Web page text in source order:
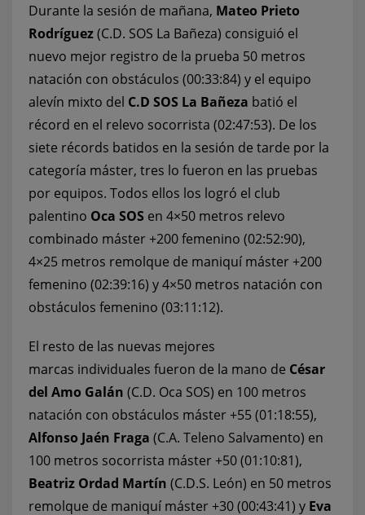
Durante la sesión de mañana, Mateo Prieto
Rodríguez(C.D. SOS La Bañeza) consiguió el
nuevo mejor registro de la prueba 50 metros
natación con obstáculos (00:33:84) y el equipo
alevín mixto del C.D SOS La Bañeza batió el
récord en el relevo socorrista (02:47:53). De los
siete récords batidos en la sesión de tarde por la
categoría máster, tres lo fueron en las pruebas
por equipos. Todos ellos los logró el club
palentino Oca SOS en 4×50 metros relevo
combinado máster +200 femenino (02:52:90),
4×25 metros remolque de maniquí máster +200
femenino (02:39:16) y 4×50 metros natación con
obstáculos femenino (03:11:12).
El resto de las nuevas mejores
marcas individuales fueron de la mano de César
del Amo Galán (C.D. Oca SOS) en 100 metros
natación con obstáculos máster +55 (01:18:55),
Alfonso Jaén Fraga (C.A. Teleno Salvamento) en
100 metros socorrista máster +50 (01:10:81),
Beatriz Ordad Martín (C.D.S. León) en 50 metros
remolque de maniquí máster +30 (00:43:41) y Eva